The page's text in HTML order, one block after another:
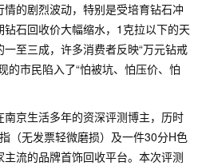
的剧烈波动，特别是受培育钻石冲
石回收价大幅缩水，1克拉以下的天
至三成，许多消费者反映“万元钻戒
的市民陷入了“怕被坑、怕压价、怕
京生活多年的资深评测博主，历时
（无发票轻微磨损）及一件30分H色
流的品牌首饰回收平台。本次评测